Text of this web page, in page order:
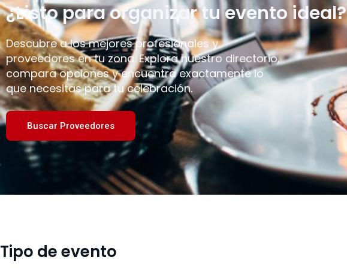
¿Listo para organizar tu evento ideal?
Descubre a los mejores profesionales y
proveedores en tu zona. Explora nuestro directorio,
compara opciones y encuentra exactamente lo
que necesitas para tu celebración.
Buscar Proveedores
Tipo de evento